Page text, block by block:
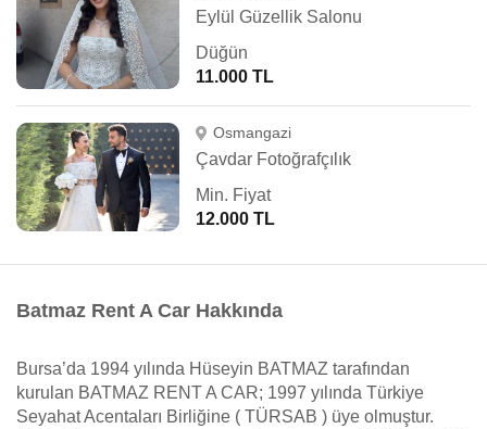
Eylül Güzellik Salonu
Düğün
11.000 TL
Osmangazi
Çavdar Fotoğrafçılık
Min. Fiyat
12.000 TL
Batmaz Rent A Car Hakkında
Bursa’da 1994 yılında Hüseyin BATMAZ tarafından
kurulan BATMAZ RENT A CAR; 1997 yılında Türkiye
Seyahat Acentaları Birliğine ( TÜRSAB ) üye olmuştur.